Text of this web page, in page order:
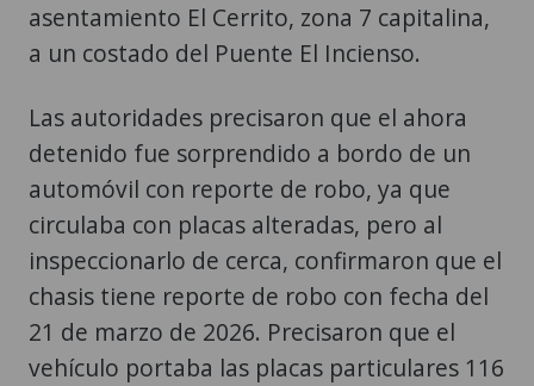
asentamiento El Cerrito, zona 7 capitalina,
a un costado del Puente El Incienso.
Las autoridades precisaron que el ahora
detenido fue sorprendido a bordo de un
automóvil con reporte de robo, ya que
circulaba con placas alteradas, pero al
inspeccionarlo de cerca, confirmaron que el
chasis tiene reporte de robo con fecha del
21 de marzo de 2026. Precisaron que el
vehículo portaba las placas particulares 116